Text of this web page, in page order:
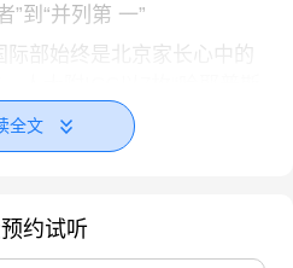
”到“并列第 一”
际部始终是北京家长心中的
验站在同一高度。
人大附ICC的生源历来被
市范围内，北师大实验仍对
全文
约试听